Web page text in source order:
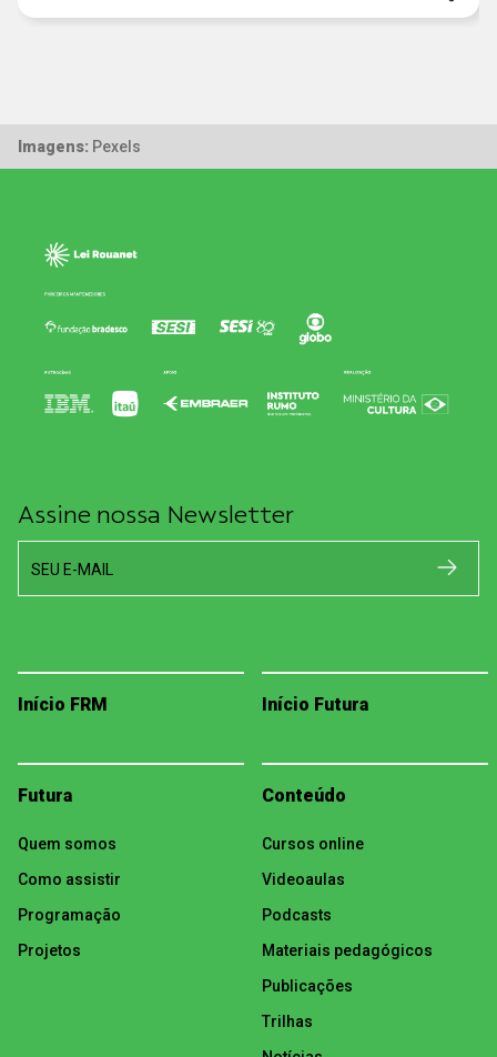
Imagens: Pexels
Assine nossa Newsletter
SEU E-MAIL
Início FRM Início Futura
Futura
Quem somos
Como assistir
Programação
Projetos
Conteúdo
Cursos online
Videoaulas
Podcasts
Materiais pedagógicos
Publicações
Trilhas